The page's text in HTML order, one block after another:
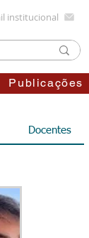
institucional
Publicações
Docentes